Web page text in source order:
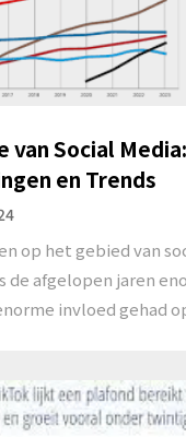
van Social Media:
en Trends
op het gebied van
de afgelopen jaren
invloed gehad